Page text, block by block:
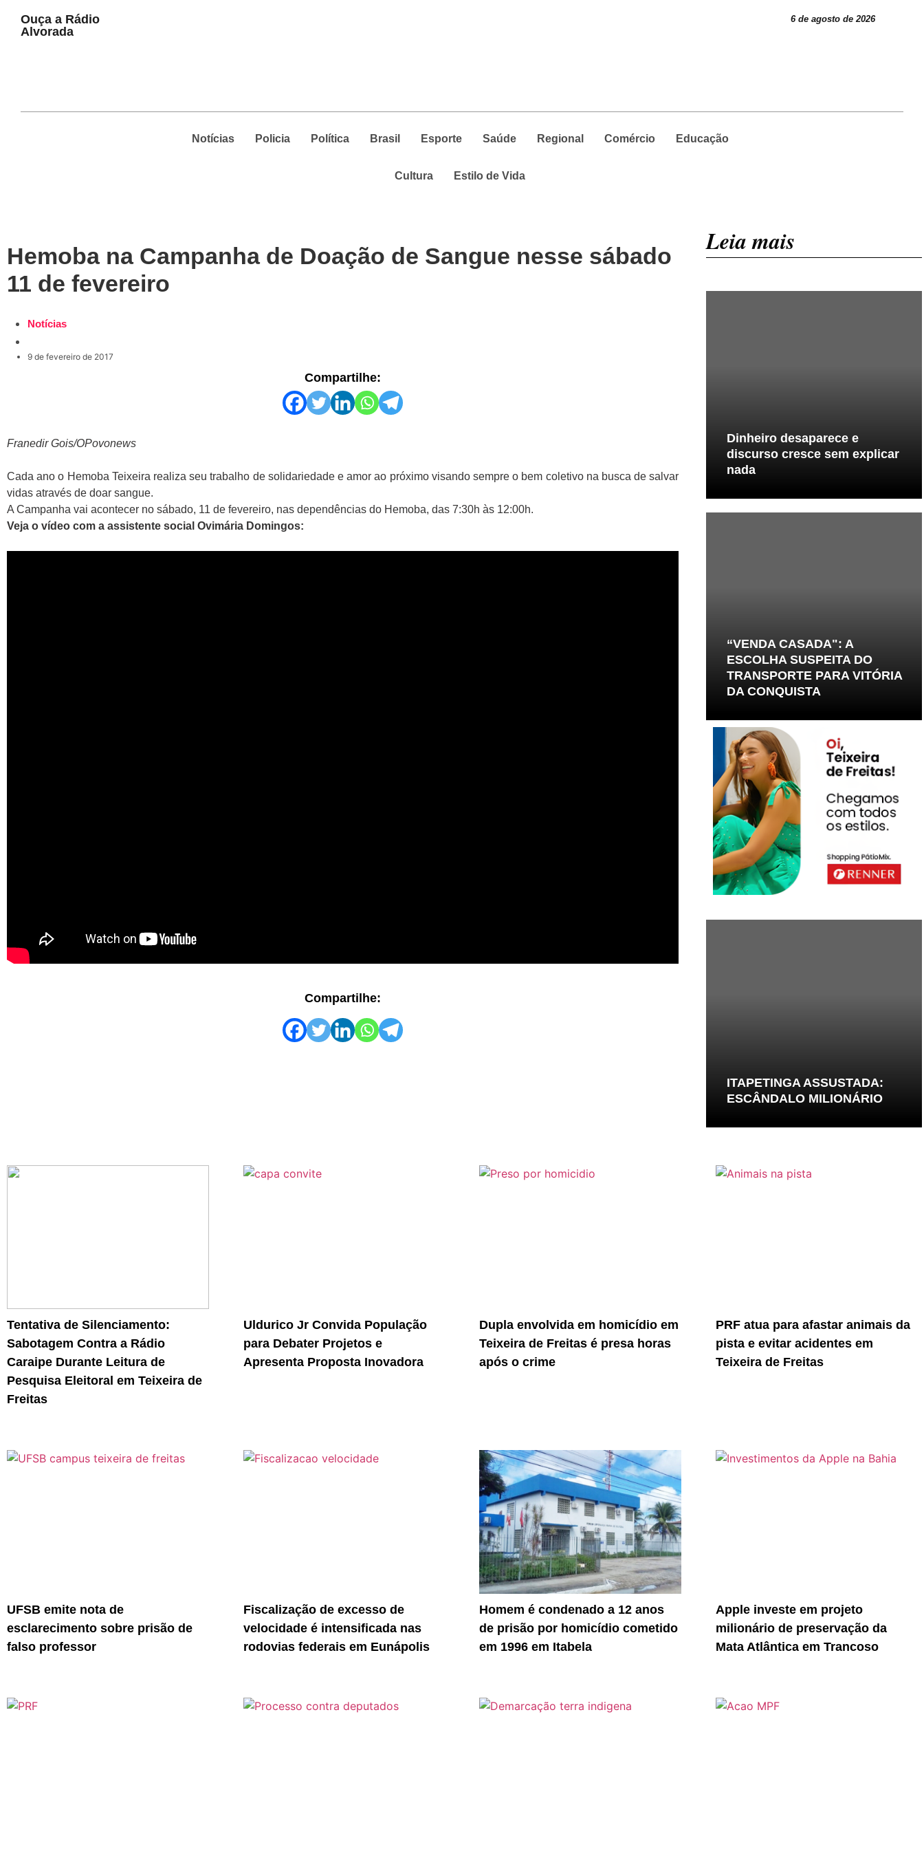
Ouça a Rádio
Alvorada
6 de agosto de 2026
Notícias Policia Política Brasil Esporte Saúde Regional Comércio Educação
Cultura Estilo de Vida
Hemoba na Campanha de Doação de Sangue nesse sábado
11 de fevereiro
Notícias
9 de fevereiro de 2017
Compartilhe:
Franedir Gois/OPovonews
Cada ano o Hemoba Teixeira realiza seu trabalho de solidariedade e amor ao próximo visando sempre o bem coletivo na busca de salvar
vidas através de doar sangue.
A Campanha vai acontecer no sábado, 11 de fevereiro, nas dependências do Hemoba, das 7:30h às 12:00h.
Veja o vídeo com a assistente social Ovimária Domingos:
Compartilhe:
Leia mais
Dinheiro desaparece e
discurso cresce sem explicar
nada
“VENDA CASADA": A
ESCOLHA SUSPEITA DO
TRANSPORTE PARA VITÓRIA
DA CONQUISTA
ITAPETINGA ASSUSTADA:
ESCÂNDALO MILIONÁRIO
Tentativa de Silenciamento:
Sabotagem Contra a Rádio
Caraipe Durante Leitura de
Pesquisa Eleitoral em Teixeira de
Freitas
Uldurico Jr Convida População
para Debater Projetos e
Apresenta Proposta Inovadora
Dupla envolvida em homicídio em
Teixeira de Freitas é presa horas
após o crime
PRF atua para afastar animais da
pista e evitar acidentes em
Teixeira de Freitas
UFSB emite nota de
esclarecimento sobre prisão de
falso professor
Fiscalização de excesso de
velocidade é intensificada nas
rodovias federais em Eunápolis
Homem é condenado a 12 anos
de prisão por homicídio cometido
em 1996 em Itabela
Apple investe em projeto
milionário de preservação da
Mata Atlântica em Trancoso